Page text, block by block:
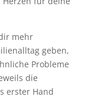
mehr
geben,
Probleme
die
erster Hand